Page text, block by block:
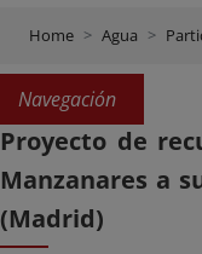
Home Agua
Navegación
Proyecto de
Manzanares a
(Madrid)